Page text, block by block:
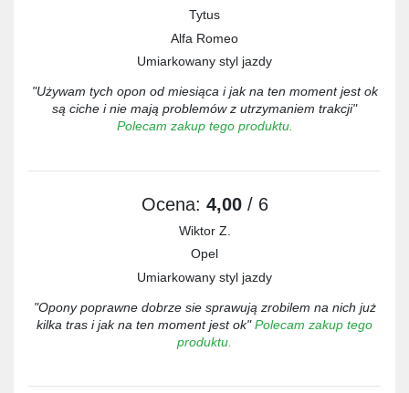
Tytus
Alfa Romeo
Umiarkowany styl jazdy
"Używam tych opon od miesiąca i jak na ten moment jest ok
są ciche i nie mają problemów z utrzymaniem trakcji"
Polecam zakup tego produktu.
Ocena: 4,00/ 6
Wiktor Z.
Opel
Umiarkowany styl jazdy
"Opony poprawne dobrze sie sprawują zrobilem na nich już
kilka tras i jak na ten moment jest ok"Polecam zakup tego
produktu.